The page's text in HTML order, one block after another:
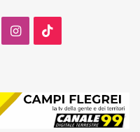
Instagram